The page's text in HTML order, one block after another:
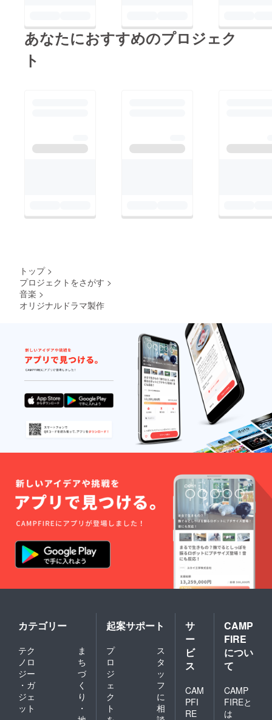
あなたにおすすめのプロジェク
ト
トップ >
プロジェクトをさがす >
音楽 >
オリジナルドラマ製作
カテゴリー
テク
ノロ
ジー
・ガ
ジェ
ット
ま
ち
づ
く
り
・
起案サポート
プ
ロ
ジ
ェ
ク
ト
ス
タ
ッ
フ
に
相
サ
ー
ビ
ス
CAM
PFI
RE
CAMP
FIRE
につい
て
CAMP
FIREと
は